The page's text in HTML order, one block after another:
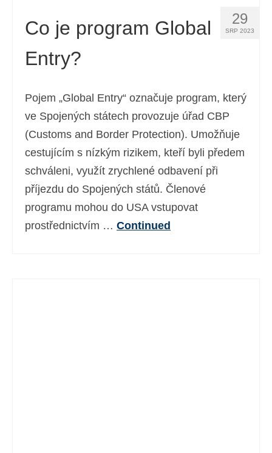
29
SRP 2023
Co je program Global
Entry?
Pojem „Global Entry“ označuje program, který
ve Spojených státech provozuje úřad CBP
(Customs and Border Protection). Umožňuje
cestujícím s nízkým rizikem, kteří byli předem
schváleni, využít zrychlené odbavení při
příjezdu do Spojených států. Členové
programu mohou do USA vstupovat
prostřednictvím … Continued